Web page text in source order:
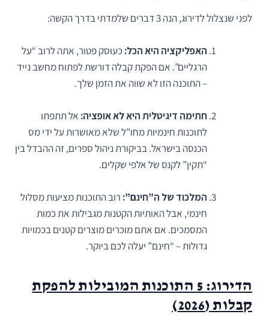
לפני שנצלול לדירוג, הנה 3 דברים שלמדתי בדרך הקשה:
האפליקציה היא הכל: כעוסק פטור, אתה לרוב “על
הרגליים”. אם הפקת קבלה דורשת לפתוח מחשב נייד
– התוכנה הזו לא שווה את הזמן שלך.
חתימה דיגיטלית היא לא אופציה: אל תתפתו
לתוכנות חינמיות מחו”ל שלא מאושרות על ידי מס
הכנסה בישראל. בביקורת ניהול ספרים, זה ההבדל בין
“תקין” לקנס של אלפי שקלים.
המלכוד של ה”חינם”: רוב התוכנות מציעות מסלול
חינמי, אבל האותיות הקטנות מגבילות את כמות
המסמכים. אם אתם מוכרים מוצרים קטנים בכמויות
גדולות – “חינם” יעלה לכם ביוקר.
הדירוג: 5 התוכנות המובילות להפקת
קבלות (2026)